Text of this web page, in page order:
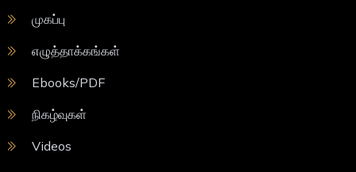
முகப்பு
எழுத்தாக்கங்கள்
Ebooks/PDF
நிகழ்வுகள்
Videos